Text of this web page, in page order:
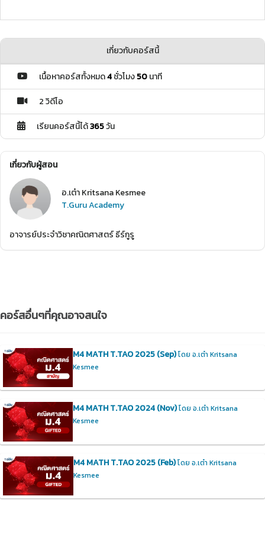
เกี่ยวกับคอร์สนี้
เนื้อหาคอร์สทั้งหมด4ชั่วโมง50นาที
2 วิดีโอ
เรียนคอร์สนี้ได้365วัน
เกี่ยวกับผู้สอน
อ.เต๋า Kritsana Kesmee
T.Guru Academy
อาจารย์ประจำวิชาคณิตศาสตร์ ธีร์กูรู
คอร์สอื่นๆที่คุณอาจสนใจ
M4 MATH T.TAO 2025 (Sep)โดย อ.เต๋า Kritsana
Kesmee
M4 MATH T.TAO 2024 (Nov)โดย อ.เต๋า Kritsana
Kesmee
M4 MATH T.TAO 2025 (Feb)โดย อ.เต๋า Kritsana
Kesmee